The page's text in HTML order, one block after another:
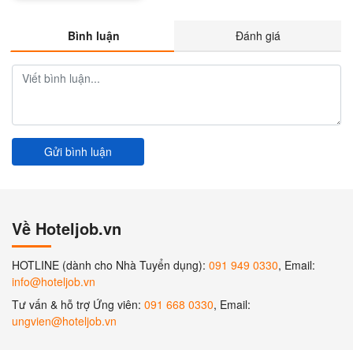
Bình luận Đánh giá
Gửi bình luận
Về Hoteljob.vn
HOTLINE (dành cho Nhà Tuyển dụng): 091 949 0330, Email:
info@hoteljob.vn
Tư vấn & hỗ trợ Ứng viên: 091 668 0330, Email:
ungvien@hoteljob.vn